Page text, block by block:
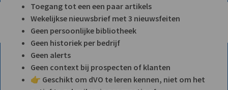
Toegang tot een een paar artikels
Wekelijkse nieuwsbrief met 3 nieuwsfeiten
Geen persoonlijke bibliotheek
Geen historiek per bedrijf
Geen alerts
Geen context bij prospecten of klanten
👉 Geschikt om dVO te leren kennen, niet om het